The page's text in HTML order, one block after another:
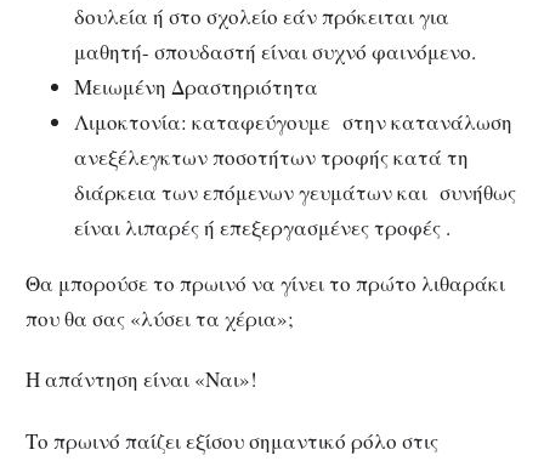
δουλεία ή στο σχολείο εάν πρόκειται για
μαθητή- σπουδαστή είναι συχνό φαινόμενο.
Μειωμένη Δραστηριότητα
Λιμοκτονία: καταφεύγουμε στην κατανάλωση
ανεξέλεγκτων ποσοτήτων τροφής κατά τη
διάρκεια των επόμενων γευμάτων και συνήθως
είναι λιπαρές ή επεξεργασμένες τροφές .
Θα μπορούσε το πρωινό να γίνει το πρώτο λιθαράκι
που θα σας «λύσει τα χέρια»;
Η απάντηση είναι «Ναι»!
Το πρωινό παίζει εξίσου σημαντικό ρόλο στις